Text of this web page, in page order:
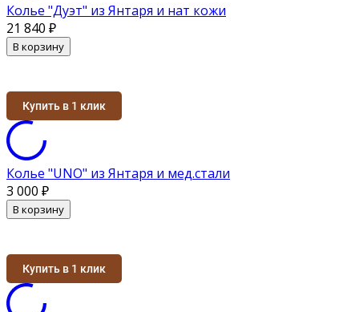
Колье "Дуэт" из Янтаря и нат кожи
21 840 ₽
В корзину
Купить в 1 клик
Колье "UNO" из Янтаря и мед.стали
3 000 ₽
В корзину
Купить в 1 клик